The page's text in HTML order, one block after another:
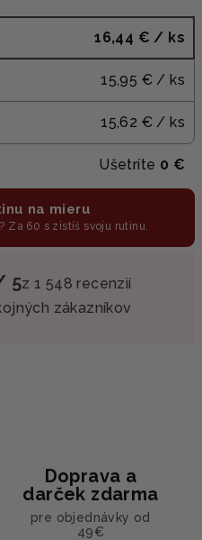
16,44 € / ks
15,95 € / ks
15,62 € / ks
Ušetríte 0 €
na mieru
Za 60 s zistíš svoju rutinu.
5z 1 548 recenzií
zákazníkov
Doprava a
darček zdarma
pre objednávky od
49€